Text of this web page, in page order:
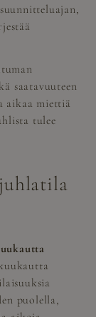
saatavuuteen
aikaa miettiä
tulee
puolella,